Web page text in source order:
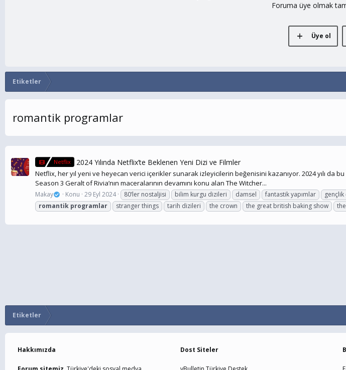
Foruma üye olmak
Üye ol
Etiketler
romantik programlar
Netflix 2024 Yılında Netflix’te Beklenen Yeni Dizi ve Filmler
Netflix, her yıl yeni ve heyecan verici içerikler sunarak izleyicilerin beğenisini kazanıyor. 2024 yılı da
Season 3 Geralt of Rivia’nın maceralarının devamını konu alan The Witcher...
Makay Konu 29 Eyl 2024 80’ler nostaljisi bilim kurgu dizileri damsel fantastik yapımlar
romantik programlar stranger things tarih dizileri the crown the great british baking show
Etiketler
Hakkımızda Dost Siteler